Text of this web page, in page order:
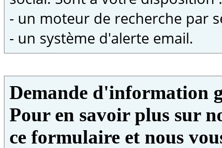
- un moteur de recherche par
- un système d'alerte email.
Demande d'information
Pour en savoir plus sur
ce formulaire et nous